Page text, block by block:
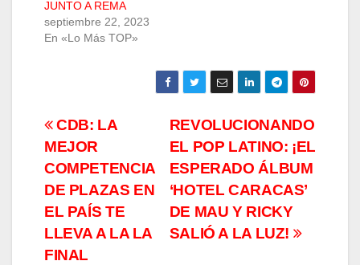
JUNTO A REMA
septiembre 22, 2023
En «Lo Más TOP»
Navegación
de
entradas
REVOLUCIONANDO
EL POP LATINO: ¡EL
ESPERADO ÁLBUM
‘HOTEL CARACAS’
DE MAU Y RICKY
SALIÓ A LA LUZ!
CDB: LA
MEJOR
COMPETENCIA
DE PLAZAS EN
EL PAÍS TE
LLEVA A LA LA
FINAL